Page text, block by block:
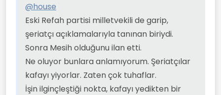
Bence şeriatçılık sağlıklı bir düşünme
şekli, hayata bakış değil.
@house
Eski Refah partisi milletvekili de garip,
şeriatçı açıklamalarıyla tanınan biriydi.
Sonra Mesih olduğunu ilan etti.
Ne oluyor bunlara anlamıyorum. Şeriatçılar
kafayı yiyorlar. Zaten çok tuhaflar.
İşin ilginçleştiği nokta, kafayı yedikten bir